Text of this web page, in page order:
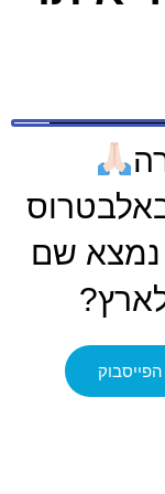
נמצא שם